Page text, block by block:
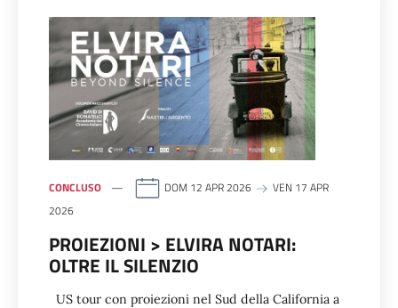
CONCLUSO DOM 12 APR 2026
VEN 17 APR
2026
PROIEZIONI > ELVIRA NOTARI:
OLTRE IL SILENZIO
US tour con proiezioni nel Sud della California a